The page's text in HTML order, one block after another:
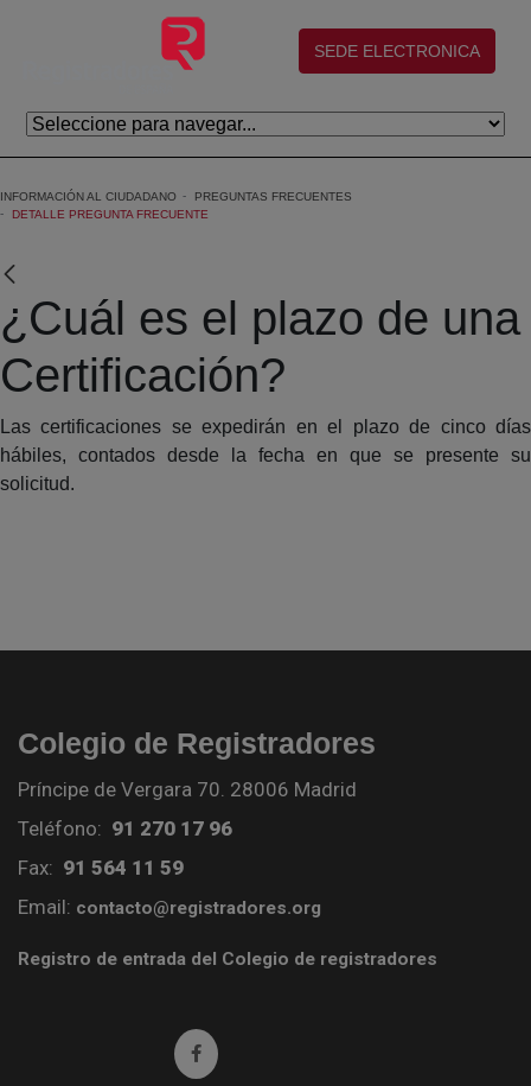
Saltar al contenido principal
(abre en nueva ventana)
SEDE ELECTRONICA
INFORMACIÓN AL CIUDADANO
PREGUNTAS FRECUENTES
DETALLE PREGUNTA FRECUENTE
¿Cuál es el plazo de una
Certificación?
Las certificaciones se expedirán en el plazo de cinco días
hábiles, contados desde la fecha en que se presente su
solicitud.
Colegio de Registradores
Príncipe de Vergara 70. 28006 Madrid
Teléfono: 91 270 17 96
Fax: 91 564 11 59
Email: contacto@registradores.org
Registro de entrada del Colegio de registradores
Ir a facebook (abre en ventana nueva)